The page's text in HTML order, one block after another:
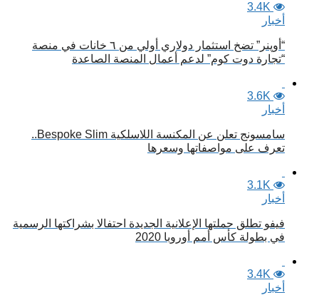
3.4K
أخبار
“أوپنر” تضخ استثمار دولاري أولي من ٦ خانات في منصة
“تجارة دوت كوم” لدعم أعمال المنصة الصاعدة
3.6K
أخبار
سامسونج تعلن عن المكنسة اللاسلكية Bespoke Slim..
تعرف على مواصفاتها وسعرها
3.1K
أخبار
فيفو تطلق حملتها الإعلانية الجديدة احتفالا بشراكتها الرسمية
في بطولة كأس أمم أوروبا 2020
3.4K
أخبار